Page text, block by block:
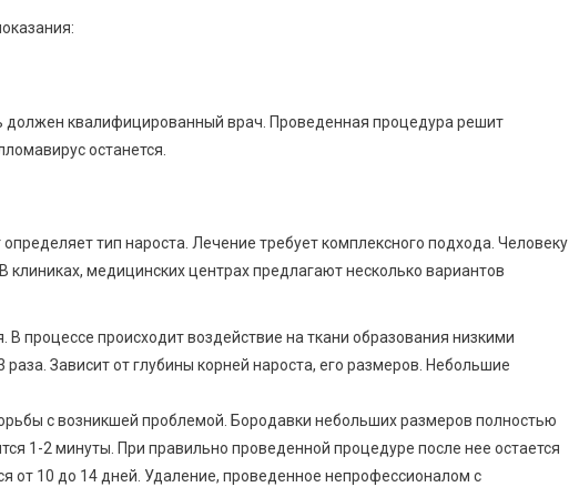
должен квалифицированный врач. Проведенная процедура решит
останется.
тип нароста. Лечение требует комплексного подхода. Человеку
медицинских центрах предлагают несколько вариантов
процессе происходит воздействие на ткани образования низкими
Зависит от глубины корней нароста, его размеров. Небольшие
с возникшей проблемой. Бородавки небольших размеров полностью
1-2 минуты. При правильно проведенной процедуре после нее остается
от 10 до 14 дней. Удаление, проведенное непрофессионалом с